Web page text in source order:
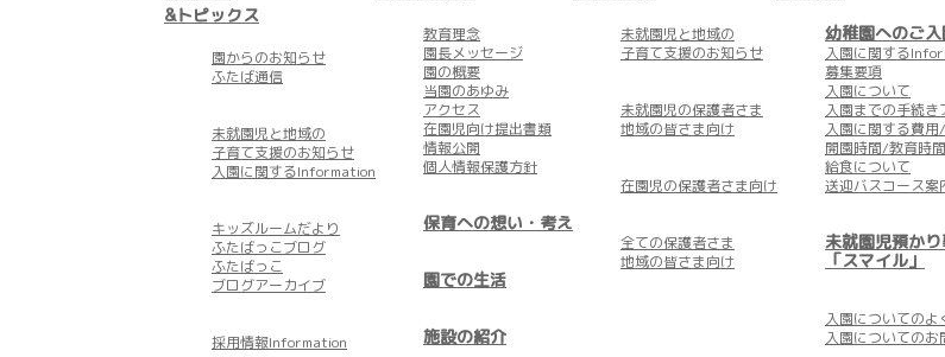
&トピックス
園からのお知らせ
ふたば通信
未就園児と地域の
子育て支援のお知らせ
入園に関するInformation
キッズルームだより
ふたばっこブログ
ふたばっこ
ブログアーカイブ
採用情報Information
教育理念
園長メッセージ
園の概要
当園のあゆみ
アクセス
在園児向け提出書類
情報公開
個人情報保護方針
保育への想い・考え
園での生活
施設の紹介
未就園児と地域の
子育て支援のお知らせ
未就園児の保護者さま
地域の皆さま向け
在園児の保護者さま向け
全ての保護者さま
地域の皆さま向け
幼稚園へのご
入園に関する
募集要項
入園について
入園までの手続き
入園に関する費
開園時間/教育時間
給食について
送迎バスコース案
未就園児預か
「スマイル」
入園についてのよ
入園についてのお